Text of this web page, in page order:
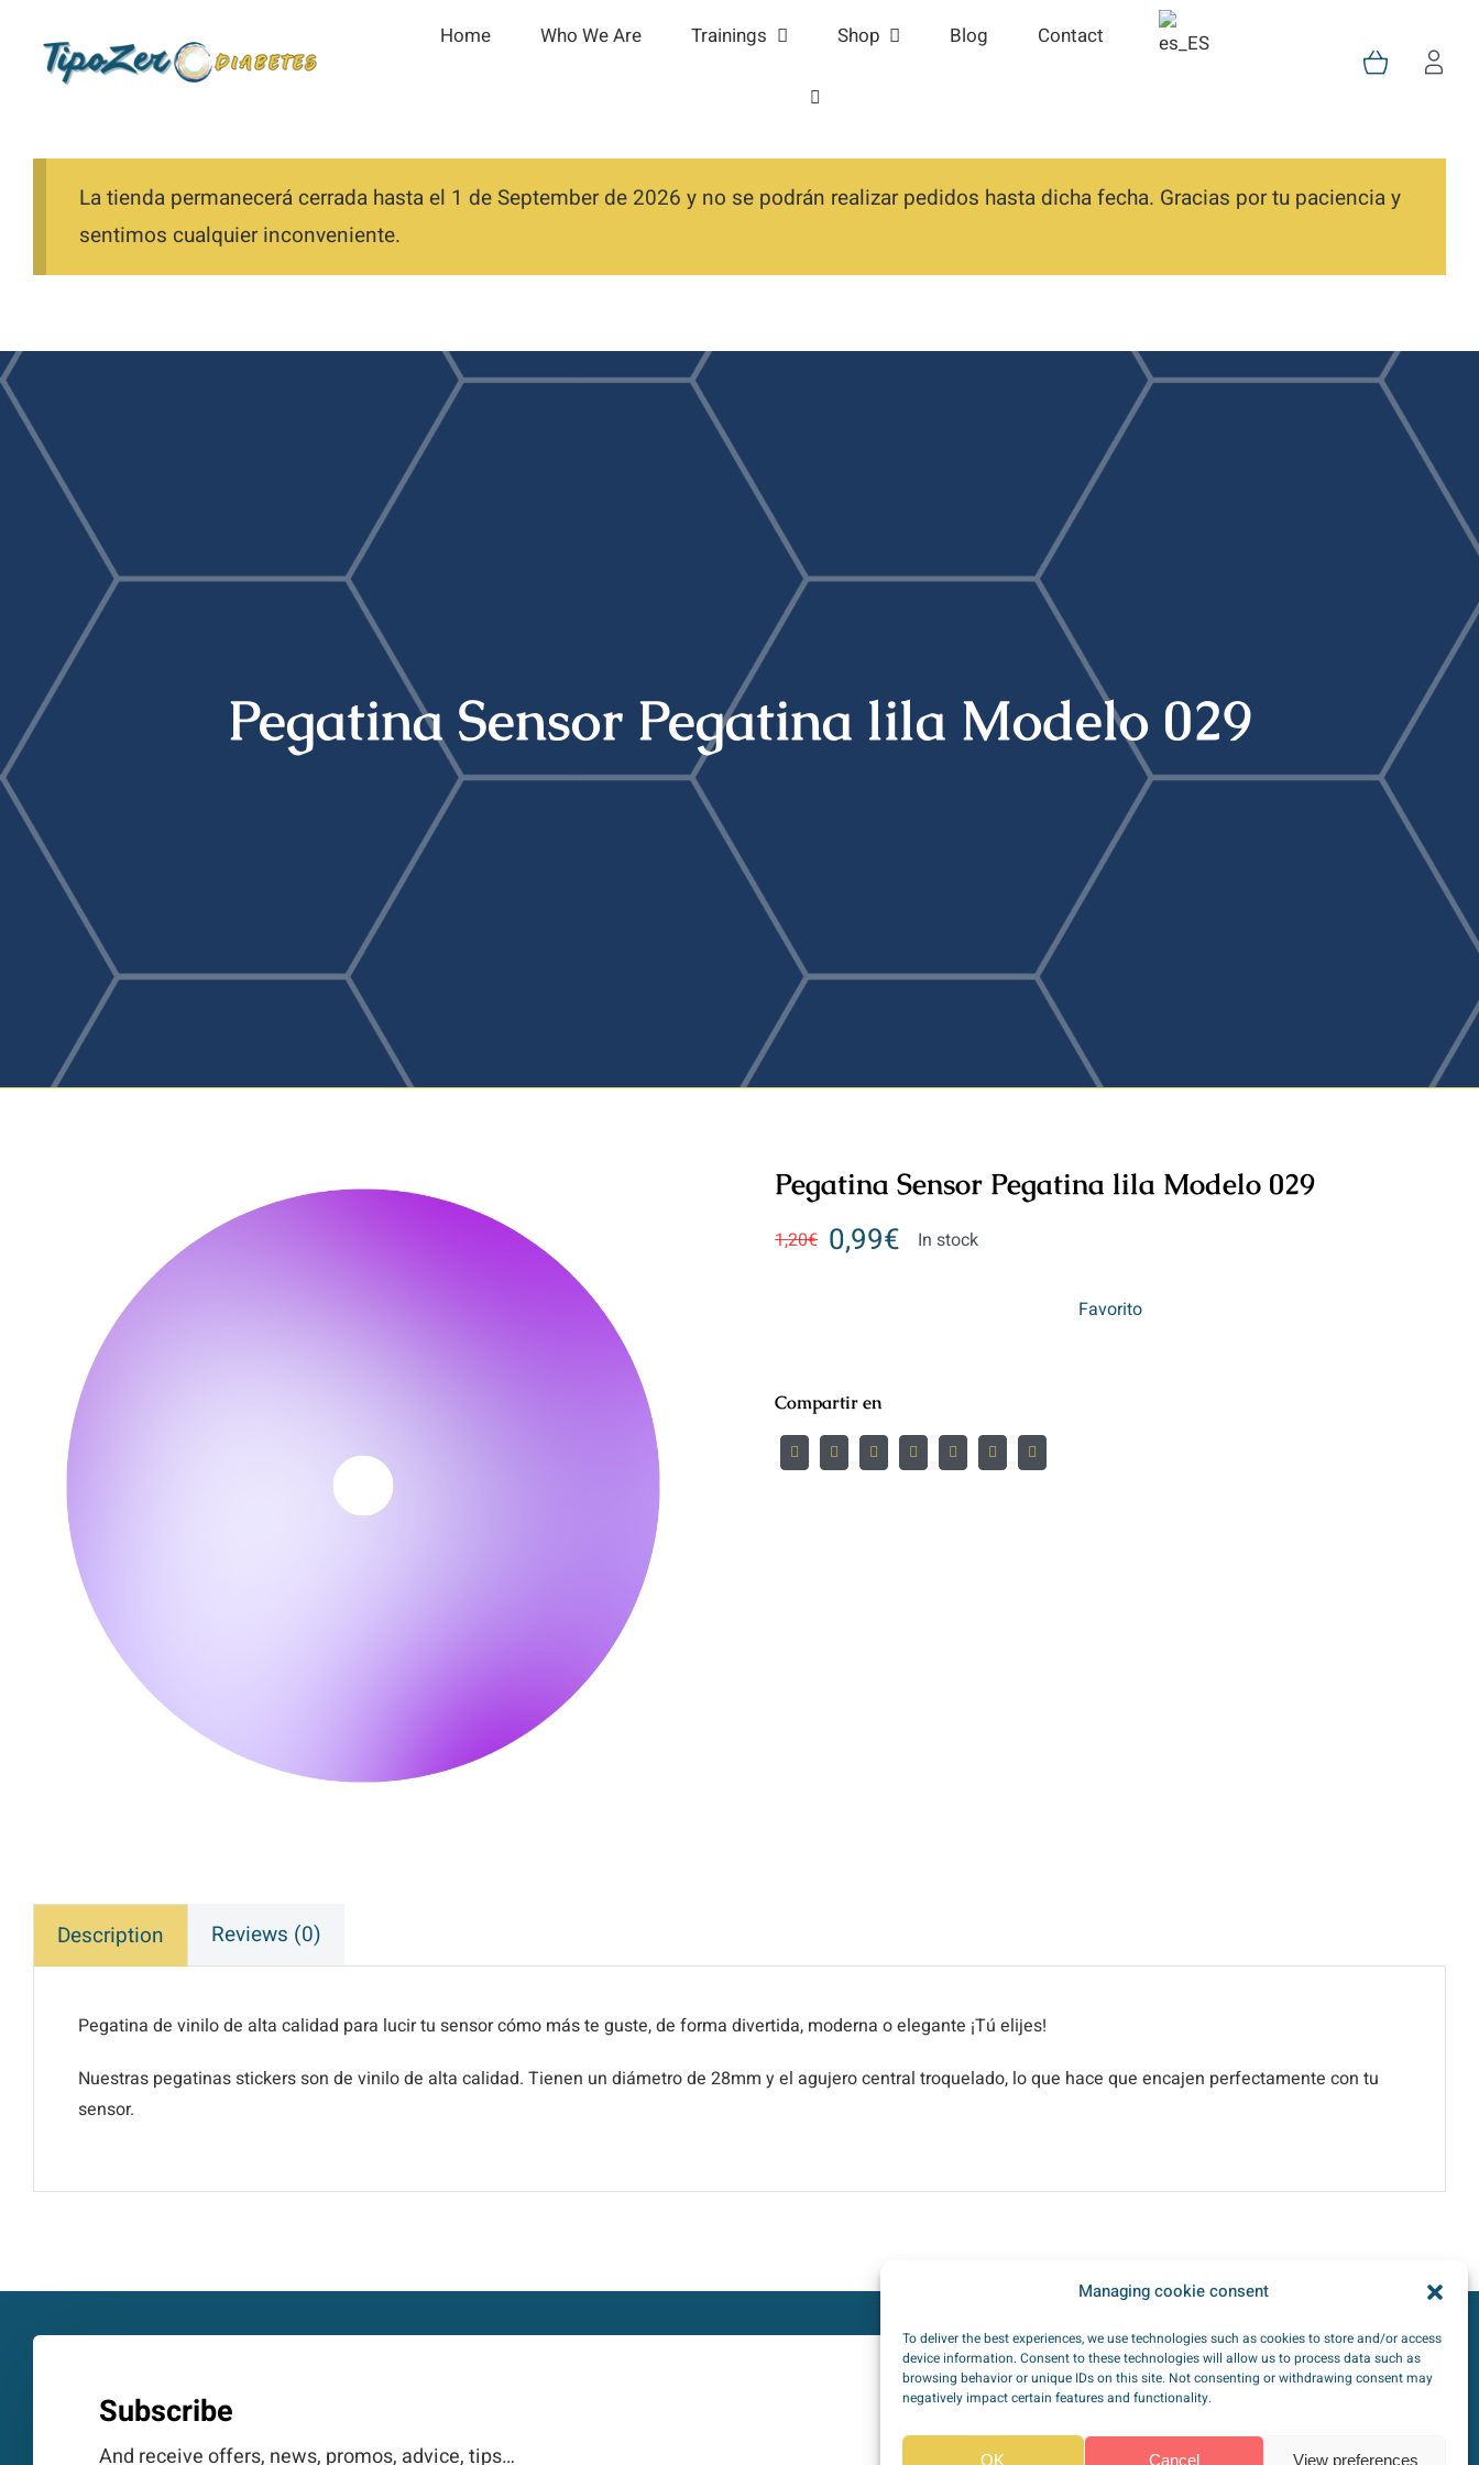
Managing cookie consent
To deliver the best experiences, we use technologies such as cookies to store and/or access
device information. Consent to these technologies will allow us to process data such as
browsing behavior or unique IDs on this site. Not consenting or withdrawing consent may
negatively impact certain features and functionality.
OK Cancel View preferences
content
Home Who We Are Trainings Shop Blog Contact
La tienda permanecerá cerrada hasta el 1 de September de 2026 y no se podrán realizar pedidos hasta dicha fecha. Gracias por tu paciencia y
sentimos cualquier inconveniente.
Pegatina Sensor Pegatina lila Modelo 029
Pegatina Sensor Pegatina lila Modelo 029
1,20€ 0,99€ In stock
Favorito
Compartir en
Description Reviews (0)
Pegatina de vinilo de alta calidad para lucir tu sensor cómo más te guste, de forma divertida, moderna o elegante ¡Tú elijes!
Nuestras pegatinas stickers son de vinilo de alta calidad. Tienen un diámetro de 28mm y el agujero central troquelado, lo que hace que encajen perfectamente con tu
sensor.
Subscribe
And receive offers, news, promos, advice, tips…
TipoZeroDiabetes onSocial networks